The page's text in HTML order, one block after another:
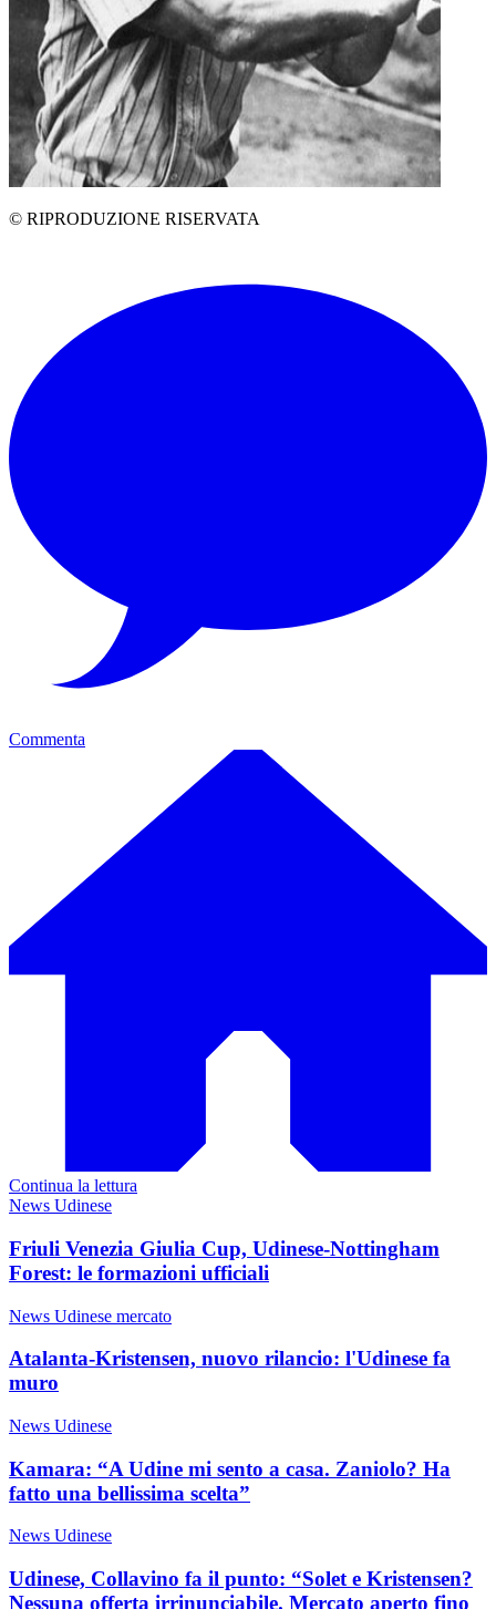
© RIPRODUZIONE RISERVATA
Commenta
Continua la lettura
News Udinese
Friuli Venezia Giulia Cup, Udinese-Nottingham
Forest: le formazioni ufficiali
News Udinese mercato
Atalanta-Kristensen, nuovo rilancio: l'Udinese fa
muro
News Udinese
Kamara: “A Udine mi sento a casa. Zaniolo? Ha
fatto una bellissima scelta”
News Udinese
Udinese, Collavino fa il punto: “Solet e Kristensen?
Nessuna offerta irrinunciabile. Mercato aperto fino